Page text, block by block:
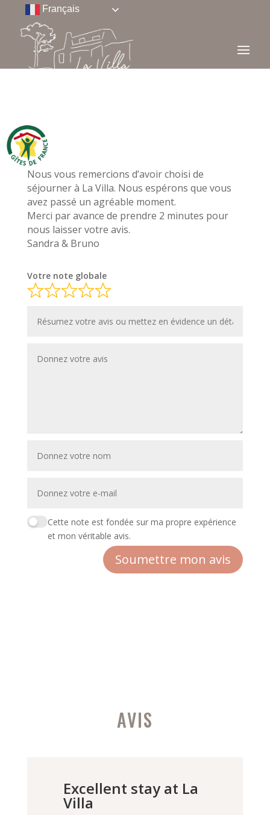
Nous vous remercions d’avoir choisi de
séjourner à La Villa. Nous espérons que vous
avez passé un agréable moment.
Merci par avance de prendre 2 minutes pour
nous laisser votre avis.
Sandra & Bruno
Votre note globale
Cette note est fondée sur ma propre expérience
et mon véritable avis.
Soumettre mon avis
AVIS
Excellent stay at La
Villa
Français